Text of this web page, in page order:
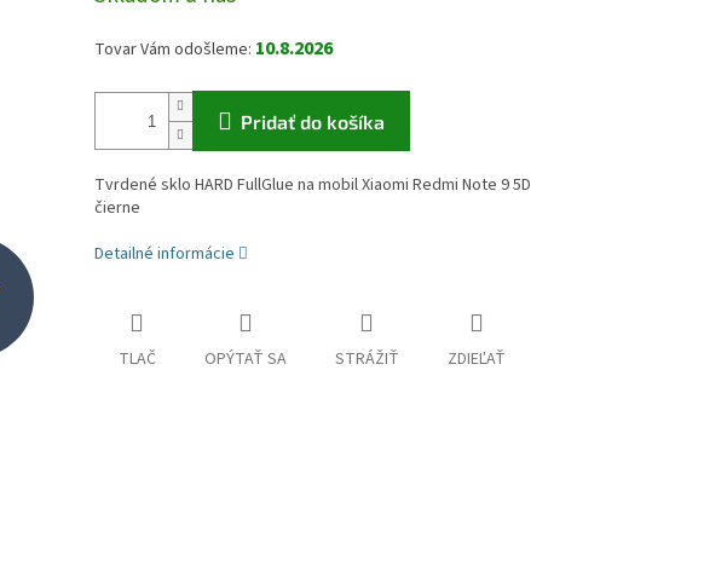
10.8.2026
Pridať do košíka
Tvrdené sklo HARD FullGlue na mobil Xiaomi Redmi Note 9 5D
čierne
Detailné informácie
TLAČ OPÝTAŤ SA STRÁŽIŤ ZDIEĽAŤ